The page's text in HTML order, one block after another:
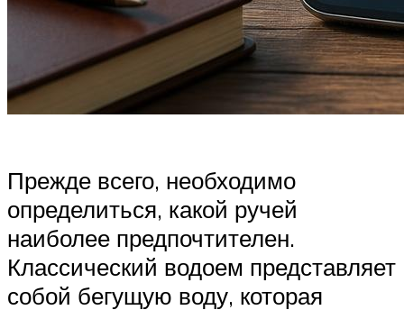
Прежде всего, необходимо
определиться, какой ручей
наиболее предпочтителен.
Классический водоем представляет
собой бегущую воду, которая